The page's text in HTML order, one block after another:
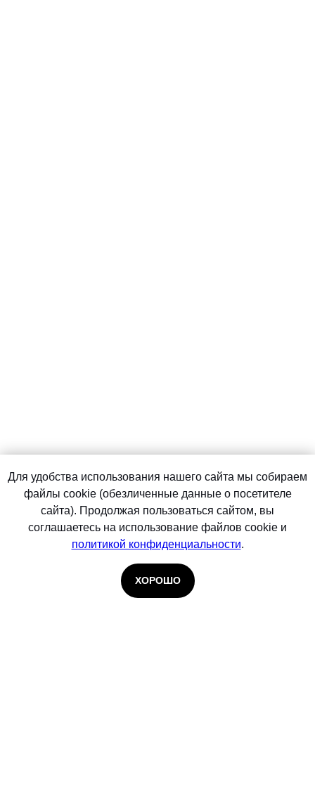
Для удобства использования нашего сайта мы собираем
файлы cookie (обезличенные данные о посетителе
сайта). Продолжая пользоваться сайтом, вы
соглашаетесь на использование файлов cookie и
политикой конфиденциальности.
ХОРОШО